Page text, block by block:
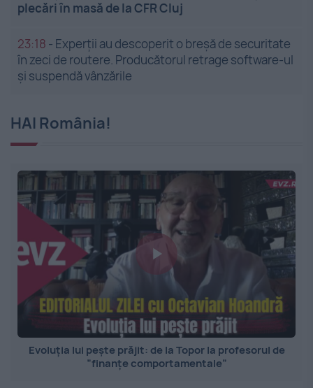
plecări în masă de la CFR Cluj
23:18 - Experții au descoperit o breșă de securitate
în zeci de routere. Producătorul retrage software-ul
și suspendă vânzările
HAI România!
Evoluția lui pește prăjit: de la Topor la profesorul de
”finanțe comportamentale”